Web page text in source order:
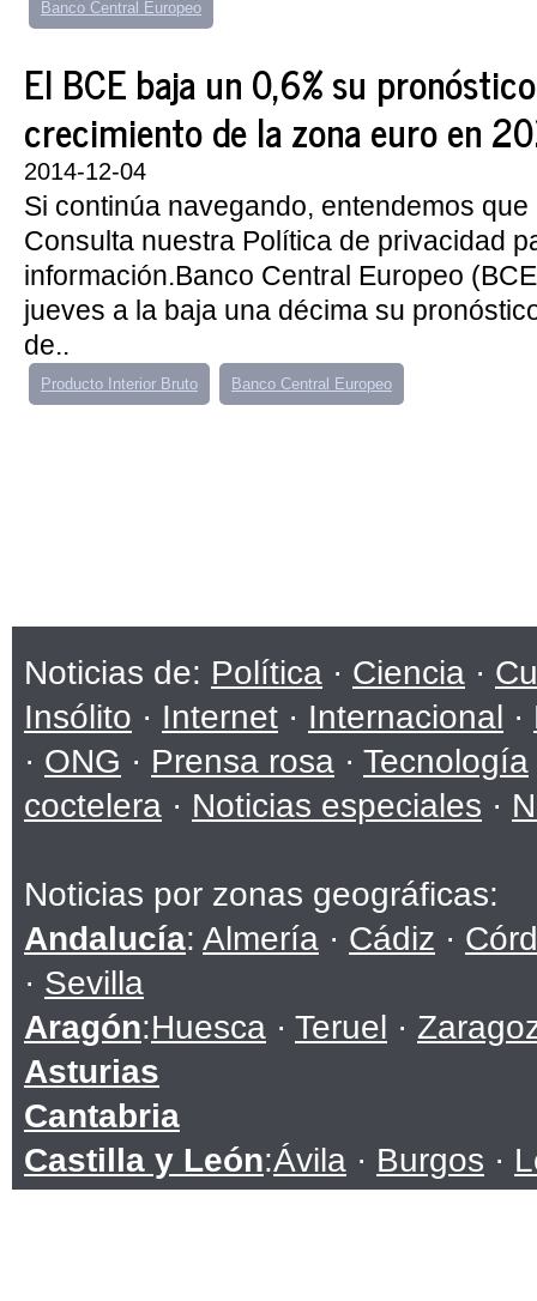
Banco Central Europeo
El BCE baja un 0,6% su
crecimiento de la zona euro en
2014-12-04
Si continúa navegando, entendemos
Consulta nuestra Política de privacidad
información.Banco Central Europeo
jueves a la baja una décima su
de..
Producto Interior Bruto Banco Central Europeo
Noticias de: Política · Ciencia ·
Insólito · Internet · Internacional ·
· ONG · Prensa rosa · Tecnología
coctelera · Noticias especiales ·
Noticias por zonas geográficas:
Andalucía: Almería · Cádiz ·
· Sevilla
Aragón:Huesca · Teruel ·
Asturias
Cantabria
Castilla y León:Ávila · Burgos ·